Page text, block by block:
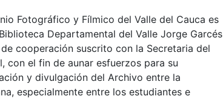
Fotográfico y Fílmico del Valle del Cauca es
Departamental del Valle Jorge Garcés
cooperación suscrito con la Secretaria del
con el fin de aunar esfuerzos para su
y divulgación del Archivo entre la
especialmente entre los estudiantes e